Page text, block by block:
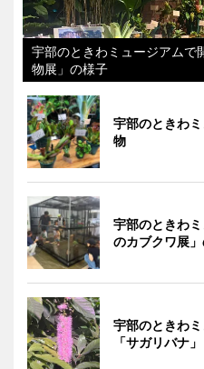
宇部のときわミュージアムで
物展」の様子
宇部のときわ
物
宇部のときわ
のカブクワ展
宇部のときわ
「サガリバナ」